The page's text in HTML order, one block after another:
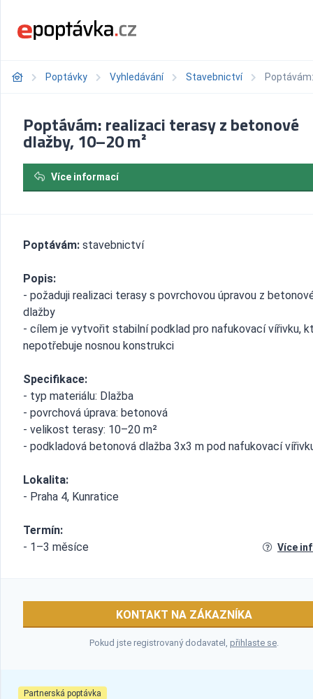
Poptávky Vyhledávání Stavebnictví
Partnerská poptávka
Poptávám: realizaci terasy z betonové
dlažby, 10–20 m²
Více informací
Poptávám: stavebnictví
Popis:
- požaduji realizaci terasy s povrchovou úpravou z
dlažby
- cílem je vytvořit stabilní podklad pro nafukovací vířivku,
nepotřebuje nosnou konstrukci
Specifikace:
- typ materiálu: Dlažba
- povrchová úprava: betonová
- velikost terasy: 10–20 m²
- podkladová betonová dlažba 3x3 m pod nafukovací
Lokalita:
- Praha 4, Kunratice
Termín:
- 1–3 měsíce
Více
KONTAKT NA ZÁKAZNÍKA
Pokud jste registrovaný dodavatel, přihlaste se.